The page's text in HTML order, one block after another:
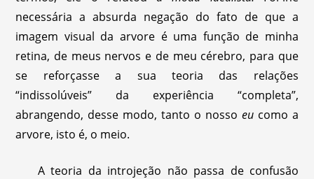
necessária a absurda negação do fato de que a
imagem visual da arvore é uma função de minha
retina, de meus nervos e de meu cérebro, para que
se reforçasse a sua teoria das relações
“indissolúveis” da experiência “completa”,
abrangendo, desse modo, tanto o nosso eucomo a
arvore, isto é, o meio.
A teoria da introjeção não passa de confusão